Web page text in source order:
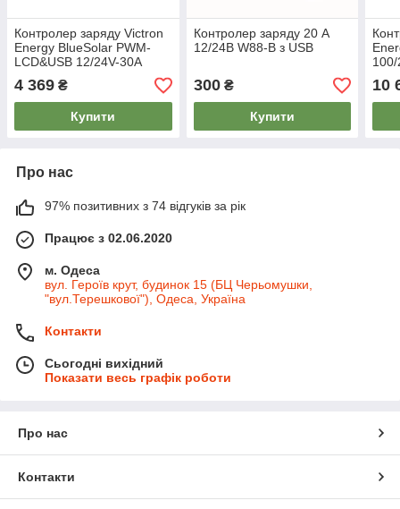
Контролер заряду Victron
Energy BlueSolar PWM-
LCD&USB 12/24V-30A
4 369 ₴
Купити
Контролер заряду 20 А
12/24В W88-B з USB
300₴
Купити
10
Про нас
97% позитивних з 74 відгуків за рік
Працює з 02.06.2020
м. Одеса
вул. Героїв крут, будинок 15 (БЦ Черьомушки,
"вул.Терешкової"), Одеса, Україна
Контакти
Сьогодні вихідний
Показати весь графік роботи
Про нас
Контакти